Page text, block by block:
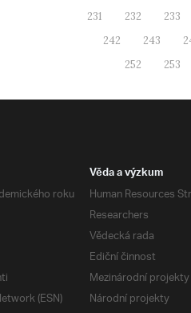
231
232 233
242
243
252
253
roku
(ESN)
Věda a výzkum
Human Resources
Researchers
Vědecká rada
Ediční činnost
Mezinárodní projekty
Národní projekty